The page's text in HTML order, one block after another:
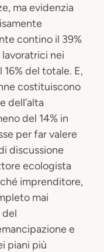
ma evidenzia
contino il 39%
nei
16% del totale. E,
costituiscono
dell’alta
del 14% in
per far valere
discussione
ecologista
imprenditore,
mai
e
piani più